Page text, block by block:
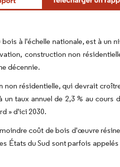
à l'échelle nationale, est à un
construction non
décennie.
non résidentielle, qui devrait
taux annuel de 2,3 % au cours
» d'ici 2030.
coût de bois d'œuvre
États du Sud sont parfois appelés